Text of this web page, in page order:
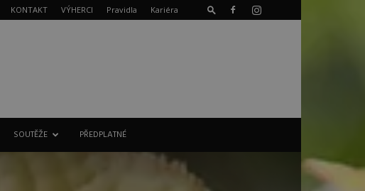
KONTAKT VÝHERCI Pravidla Kariéra
SOUTĚŽE PŘEDPLATNÉ